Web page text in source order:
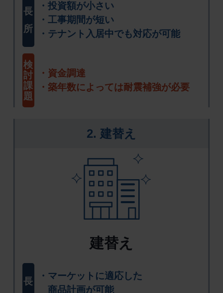
長
所
投資額が小さい
工事期間が短い
テナント入居中でも対応が可能
検
討
課
題
資金調達
築年数によっては耐震補強が必要
2. 建替え
建替え
長
マーケットに適応した
商品計画が可能